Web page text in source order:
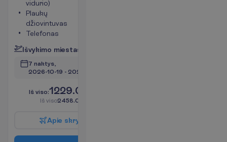
vidurio)
Plaukų
džiovintuvas
Telefonas
Išvykimo miestas
7 naktys,
2026-10-19 - 2026-10-26
Iš viso:1229.00
Iš viso2458.00
Apie skry